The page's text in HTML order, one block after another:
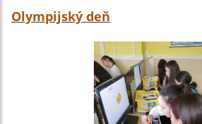
Olympijský deň